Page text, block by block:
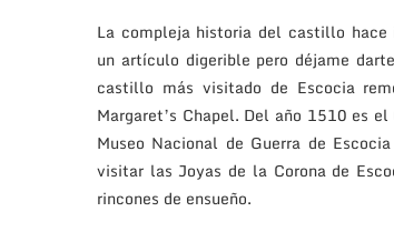
La compleja historia del castillo hace
un artículo digerible pero déjame
castillo más visitado de Escocia
Margaret’s Chapel. Del año 1510 es
Museo Nacional de Guerra de
visitar las Joyas de la Corona de
rincones de ensueño.